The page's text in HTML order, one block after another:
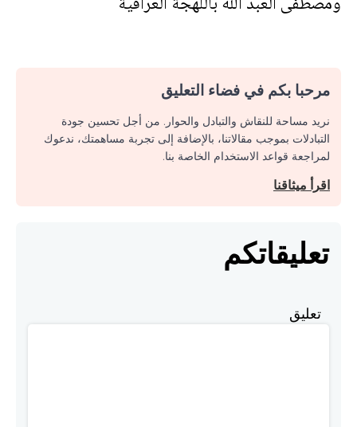
مرحبا بكم في فضاء التعليق
نريد مساحة للنقاش والتبادل والحوار. من أجل تحسين جودة
التبادلات بموجب مقالاتنا، بالإضافة إلى تجربة مساهمتك، ندعوك
لمراجعة قواعد الاستخدام الخاصة بنا.
اقرأ ميثاقنا
تعليقاتكم
تعليق